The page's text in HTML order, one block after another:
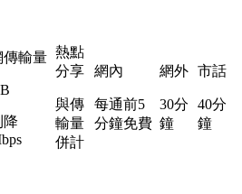
傳輸量
降
熱點
分享
與傳
輸量
併計
網內
每通前5
分鐘免費
網外
30分
鐘
市話
40分
鐘